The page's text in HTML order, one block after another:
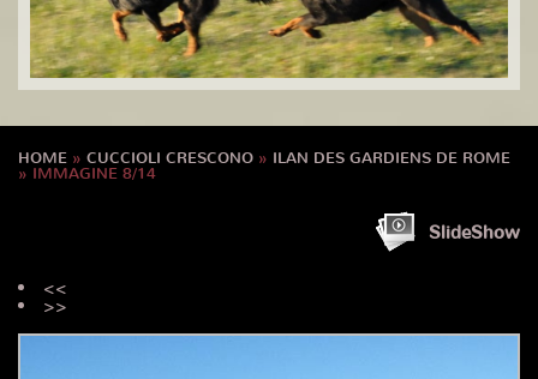
HOME » CUCCIOLI CRESCONO » ILAN DES GARDIENS DE ROME
» IMMAGINE 8/14
SlideShow
<<
>>